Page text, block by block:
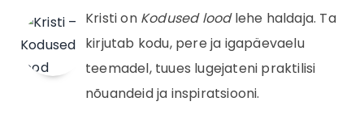
Kristi on Kodused loodlehe haldaja. Ta
kirjutab kodu, pere ja igapäevaelu
teemadel, tuues lugejateni praktilisi
nõuandeid ja inspiratsiooni.